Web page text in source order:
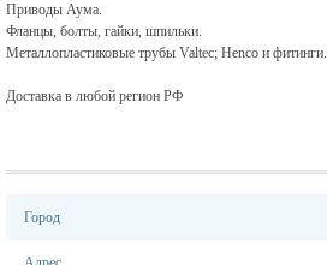
Приводы Аума.
Фланцы, болты, гайки, шпильки.
Металлопластиковые трубы Valtec; Henco и фитинги.
Доставка в любой регион РФ
Город